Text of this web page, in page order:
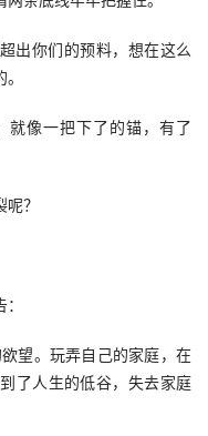
你们的预料，想在这么
像一把下了的锚，有了
？
望。玩弄自己的家庭，在
了人生的低谷，失去家庭